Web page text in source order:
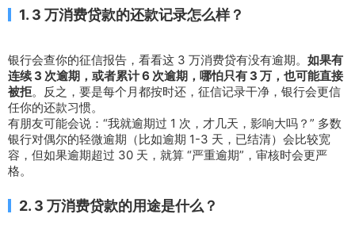
1. 3 万消费贷款的还款记录怎么样？
银行会查你的征信报告，看看这 3 万消费贷有没有逾期。 如果有
连续 3 次逾期，或者累计 6 次逾期，哪怕只有 3 万，也可能直接
被拒。反之，要是每个月都按时还，征信记录干净，银行会更信
任你的还款习惯。
有朋友可能会说：“我就逾期过 1 次，才几天，影响大吗？” 多数
银行对偶尔的轻微逾期（比如逾期 1-3 天，已结清）会比较宽
容，但如果逾期超过 30 天，就算 “严重逾期”，审核时会更严
格。
2. 3 万消费贷款的用途是什么？